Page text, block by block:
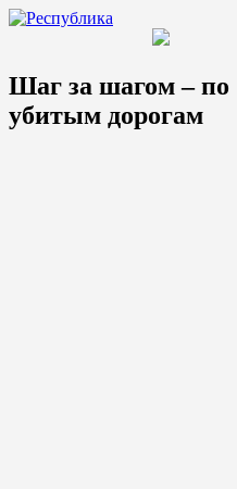
Шаг за шагом – по
убитым дорогам